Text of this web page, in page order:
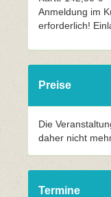
Anmeldung im
erforderlich!
Preise
Die
daher nicht
Termine